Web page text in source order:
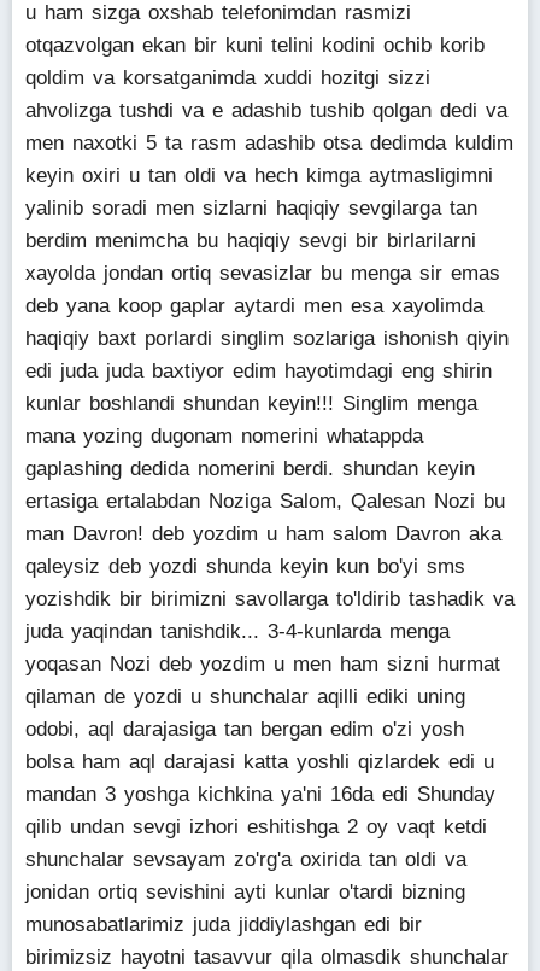
u ham sizga oxshab telefonimdan rasmizi
otqazvolgan ekan bir kuni telini kodini ochib korib
qoldim va korsatganimda xuddi hozitgi sizzi
ahvolizga tushdi va e adashib tushib qolgan dedi va
men naxotki 5 ta rasm adashib otsa dedimda kuldim
keyin oxiri u tan oldi va hech kimga aytmasligimni
yalinib soradi men sizlarni haqiqiy sevgilarga tan
berdim menimcha bu haqiqiy sevgi bir birlarilarni
xayolda jondan ortiq sevasizlar bu menga sir emas
deb yana koop gaplar aytardi men esa xayolimda
haqiqiy baxt porlardi singlim sozlariga ishonish qiyin
edi juda juda baxtiyor edim hayotimdagi eng shirin
kunlar boshlandi shundan keyin!!! Singlim menga
mana yozing dugonam nomerini whatappda
gaplashing dedida nomerini berdi. shundan keyin
ertasiga ertalabdan Noziga Salom, Qalesan Nozi bu
man Davron! deb yozdim u ham salom Davron aka
qaleysiz deb yozdi shunda keyin kun bo'yi sms
yozishdik bir birimizni savollarga to'ldirib tashadik va
juda yaqindan tanishdik... 3-4-kunlarda menga
yoqasan Nozi deb yozdim u men ham sizni hurmat
qilaman de yozdi u shunchalar aqilli ediki uning
odobi, aql darajasiga tan bergan edim o'zi yosh
bolsa ham aql darajasi katta yoshli qizlardek edi u
mandan 3 yoshga kichkina ya'ni 16da edi Shunday
qilib undan sevgi izhori eshitishga 2 oy vaqt ketdi
shunchalar sevsayam zo'rg'a oxirida tan oldi va
jonidan ortiq sevishini ayti kunlar o'tardi bizning
munosabatlarimiz juda jiddiylashgan edi bir
birimizsiz hayotni tasavvur qila olmasdik shunchalar